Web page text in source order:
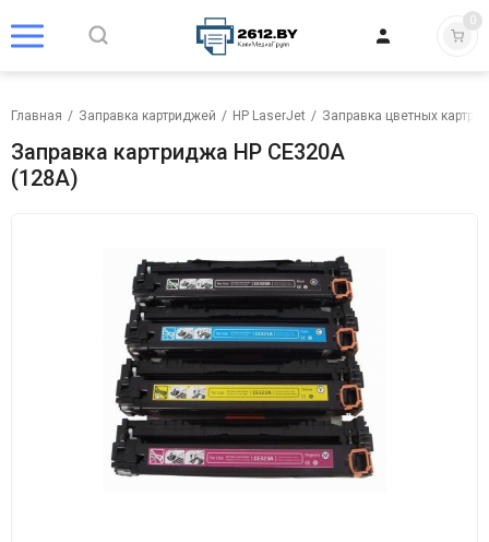
0
Главная / Заправка картриджей / HP LaserJet / Заправка цветных
Заправка картриджа HP CE320A
(128A)